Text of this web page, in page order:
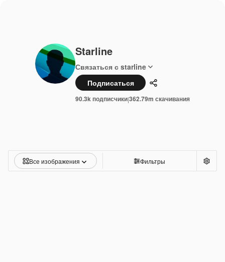
Starline
Связаться с starline
Подписаться
Поделиться
90.3k подписчики|362.79m скачивания
Все изображения Фильтры